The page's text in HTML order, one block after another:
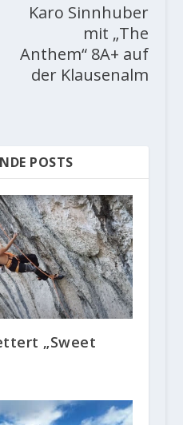
Karo Sinnhuber
mit „The
Anthem“ 8A+ auf
der Klausenalm
POSTS
„Sweet